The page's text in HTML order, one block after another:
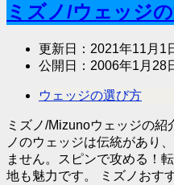
ミズノ/ウェッジ
更新日： 2021年11月1
公開日： 2006年1月28
ウェッジの選び方
ミズノ/Mizunoウェッジの
ノのウェッジは伝統があり
ません。スピンで攻める！
地も魅力です。 ミズノおす